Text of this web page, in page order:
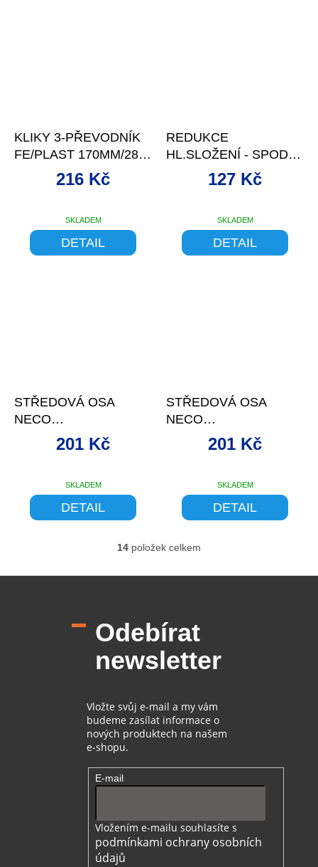
KLIKY 3-PŘEVODNÍK
FE/PLAST 170MM/28-
38-48Z ŠEDÉ
SKLADEM
216 Kč
DETAIL
REDUKCE
HL.SLOŽENÍ - SPODNÍ
KROUŽEK 1-1/8 - 1-
SKLADEM
127 Kč
DETAIL
STŘEDOVÁ OSA
NECO
LOŽISKA+NYLON
MISKY 110MM 4HR.
SKLADEM
201 Kč
DETAIL
STŘEDOVÁ OSA
NECO
LOŽISKA+NYLON
MISKY 118MM 4HR.
SKLADEM
201 Kč
DETAIL
O
l
a
c
í
p
k
y
v
i
s
14 položek celkem
Odebírat
newsletter
Vložte svůj e-mail a my vám
budeme zasílat informace o
nových produktech na našem
e-shopu.
E-mail
Vložením e-mailu souhlasíte s
podmínkami ochrany osobních
údajů